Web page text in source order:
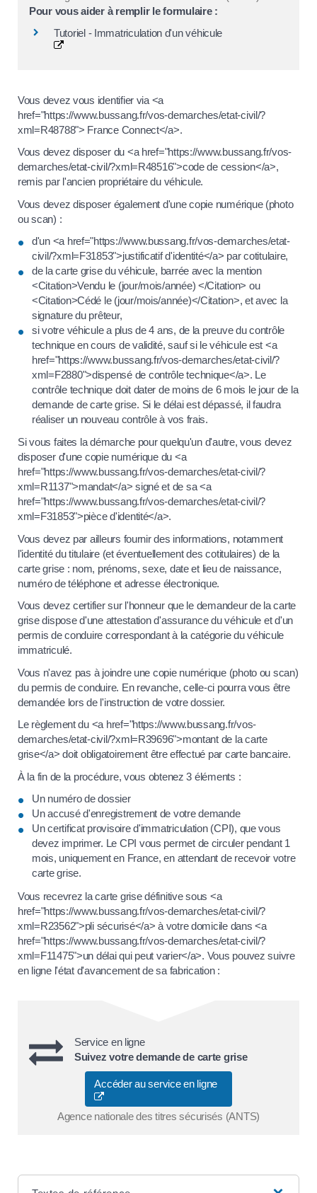
Pour vous aider à remplir le formulaire :
Tutoriel - Immatriculation d'un véhicule
Vous devez vous identifier via <a
href="https://www.bussang.fr/vos-demarches/etat-civil/?
xml=R48788"> France Connect</a>.
Vous devez disposer du <a href="https://www.bussang.fr/vos-
demarches/etat-civil/?xml=R48516">code de cession</a>,
remis par l'ancien propriétaire du véhicule.
Vous devez disposer également d'une copie numérique (photo
ou scan) :
d'un <a href="https://www.bussang.fr/vos-demarches/etat-
civil/?xml=F31853">justificatif d'identité</a> par cotitulaire,
de la carte grise du véhicule, barrée avec la mention
<Citation>Vendu le (jour/mois/année) </Citation> ou
<Citation>Cédé le (jour/mois/année)</Citation>, et avec la
signature du prêteur,
si votre véhicule a plus de 4 ans, de la preuve du contrôle
technique en cours de validité, sauf si le véhicule est <a
href="https://www.bussang.fr/vos-demarches/etat-civil/?
xml=F2880">dispensé de contrôle technique</a>. Le
contrôle technique doit dater de moins de 6 mois le jour de la
demande de carte grise. Si le délai est dépassé, il faudra
réaliser un nouveau contrôle à vos frais.
Si vous faites la démarche pour quelqu'un d'autre, vous devez
disposer d'une copie numérique du <a
href="https://www.bussang.fr/vos-demarches/etat-civil/?
xml=R1137">mandat</a> signé et de sa <a
href="https://www.bussang.fr/vos-demarches/etat-civil/?
xml=F31853">pièce d'identité</a>.
Vous devez par ailleurs fournir des informations, notamment
l'identité du titulaire (et éventuellement des cotitulaires) de la
carte grise : nom, prénoms, sexe, date et lieu de naissance,
numéro de téléphone et adresse électronique.
Vous devez certifier sur l'honneur que le demandeur de la carte
grise dispose d'une attestation d'assurance du véhicule et d'un
permis de conduire correspondant à la catégorie du véhicule
immatriculé.
Vous n'avez pas à joindre une copie numérique (photo ou scan)
du permis de conduire. En revanche, celle-ci pourra vous être
demandée lors de l'instruction de votre dossier.
Le règlement du <a href="https://www.bussang.fr/vos-
demarches/etat-civil/?xml=R39696">montant de la carte
grise</a> doit obligatoirement être effectué par carte bancaire.
À la fin de la procédure, vous obtenez 3 éléments :
Un numéro de dossier
Un accusé d'enregistrement de votre demande
Un certificat provisoire d'immatriculation (CPI), que vous
devez imprimer. Le CPI vous permet de circuler pendant 1
mois, uniquement en France, en attendant de recevoir votre
carte grise.
Vous recevrez la carte grise définitive sous <a
href="https://www.bussang.fr/vos-demarches/etat-civil/?
xml=R23562">pli sécurisé</a> à votre domicile dans <a
href="https://www.bussang.fr/vos-demarches/etat-civil/?
xml=F11475">un délai qui peut varier</a>. Vous pouvez suivre
en ligne l'état d'avancement de sa fabrication :
Service en ligne
Suivez votre demande de carte grise
Accéder au service en ligne
Agence nationale des titres sécurisés (ANTS)